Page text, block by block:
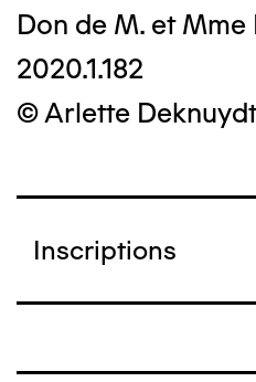
Don de M. et Mme
2020.1.182
© Arlette Deknuydt
Inscriptions